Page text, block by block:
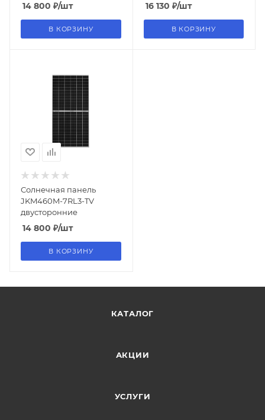
14 800 ₽/шт
В КОРЗИНУ
16 130 ₽/шт
В КОРЗИНУ
Солнечная панель
JKM460M-7RL3-TV
двусторонние
14 800 ₽/шт
В КОРЗИНУ
КАТАЛОГ
АКЦИИ
УСЛУГИ